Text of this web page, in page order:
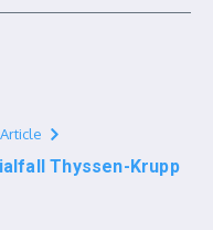
Thyssen-Krupp